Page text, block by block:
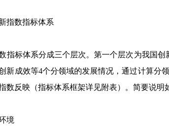
指数指标体系
标体系分成三个层次。第一个层次为我国创
新成效等4个分领域的发展情况，通过计算分
数反映（指标体系框架详见附表）。简要说明
境